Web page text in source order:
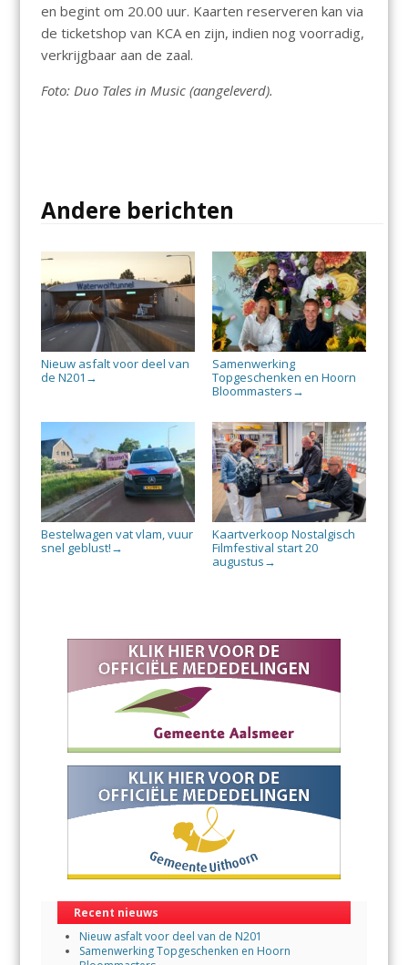
en begint om 20.00 uur. Kaarten reserveren kan via
de ticketshop van KCA en zijn, indien nog voorradig,
verkrijgbaar aan de zaal.
Foto: Duo Tales in Music (aangeleverd).
Andere berichten
Nieuw asfalt voor deel van
de N201 →
Samenwerking
Topgeschenken en Hoorn
Bloommasters →
Bestelwagen vat vlam, vuur
snel geblust! →
Kaartverkoop Nostalgisch
Filmfestival start 20
augustus →
Recent nieuws
Nieuw asfalt voor deel van de N201
Samenwerking Topgeschenken en Hoorn